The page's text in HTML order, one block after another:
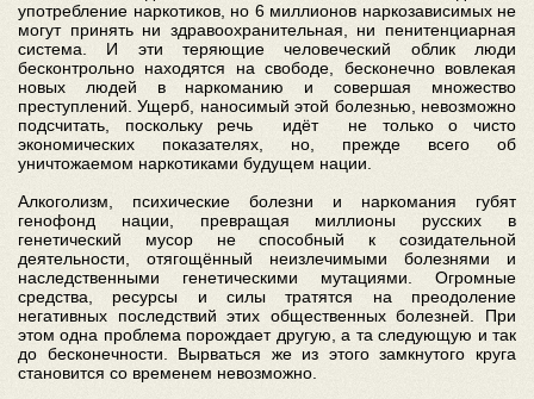
употребление наркотиков, но 6 миллионов наркозависимых не
могут принять ни здравоохранительная, ни пенитенциарная
система. И эти теряющие человеческий облик люди
бесконтрольно находятся на свободе, бесконечно вовлекая
новых людей в наркоманию и совершая множество
преступлений. Ущерб, наносимый этой болезнью, невозможно
подсчитать, поскольку речь идёт не только о чисто
экономических показателях, но, прежде всего об
уничтожаемом наркотиками будущем нации.
Алкоголизм, психические болезни и наркомания губят
генофонд нации, превращая миллионы русских в
генетический мусор не способный к созидательной
деятельности, отягощённый неизлечимыми болезнями и
наследственными генетическими мутациями. Огромные
средства, ресурсы и силы тратятся на преодоление
негативных последствий этих общественных болезней. При
этом одна проблема порождает другую, а та следующую и так
до бесконечности. Вырваться же из этого замкнутого круга
становится со временем невозможно.